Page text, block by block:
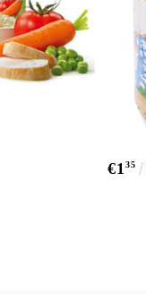
€135